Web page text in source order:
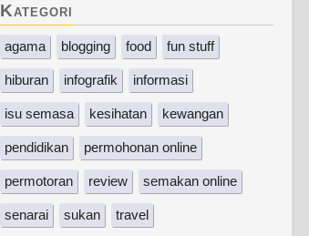
Kategori
agama blogging food fun stuff
hiburan infografik informasi
isu semasa kesihatan kewangan
pendidikan permohonan online
permotoran review semakan online
senarai sukan travel